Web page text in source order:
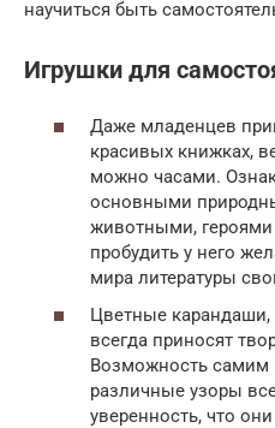
научиться быть
Игрушки для
Даже младенцев
красивых книжках,
можно часами.
основными
животными, героями
пробудить у него
мира литературы
Цветные
всегда приносят
Возможность самим
различные узоры
уверенность, что